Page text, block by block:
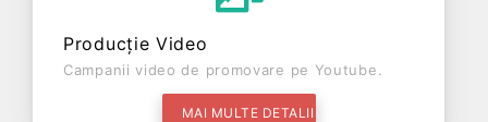
Producție Video
Campanii video de promovare pe Youtube.
MAI MULTE DETALII